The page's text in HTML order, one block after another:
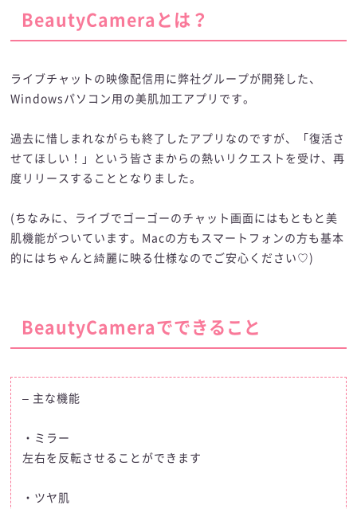
BeautyCameraとは？
ライブチャットの映像配信用に弊社グループが開発した、
Windowsパソコン用の美肌加工アプリです。
過去に惜しまれながらも終了したアプリなのですが、「復活さ
せてほしい！」という皆さまからの熱いリクエストを受け、再
度リリースすることとなりました。
(ちなみに、ライブでゴーゴーのチャット画面にはもともと美
肌機能がついています。Macの方もスマートフォンの方も基本
的にはちゃんと綺麗に映る仕様なのでご安心ください♡)
BeautyCameraでできること
– 主な機能
・ミラー
左右を反転させることができます
・ツヤ肌